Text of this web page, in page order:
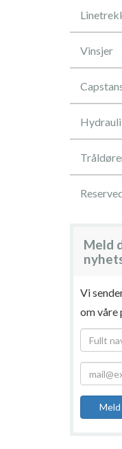
Vinsjer
Meld
Vi
om våre